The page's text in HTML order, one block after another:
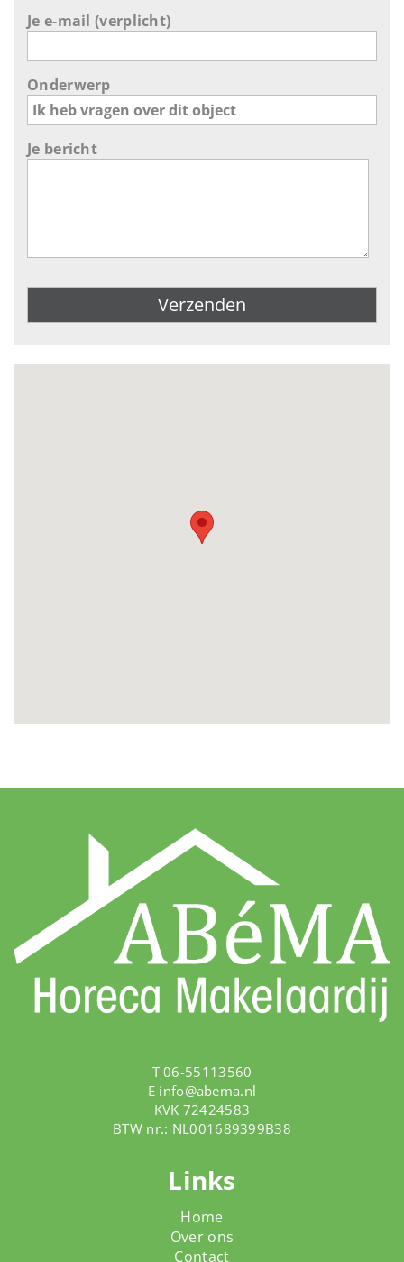
Je e-mail (verplicht)
Onderwerp
Je bericht
T 06-55113560
E info@abema.nl
KVK 72424583
BTW nr.: NL001689399B38
Links
Home
Over ons
Contact